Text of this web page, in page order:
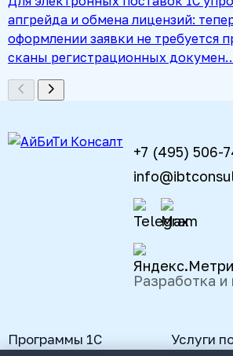
апгрейда и обмена лицензий:
оформлении заявки не требуется
сканы регистрационных
+7 (495) 506-
Разработка
Программы 1С Услуги